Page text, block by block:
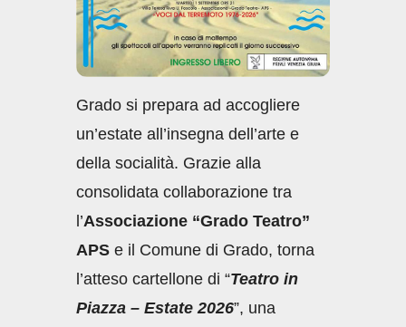
Grado si prepara ad accogliere
un’estate all’insegna dell’arte e
della socialità. Grazie alla
consolidata collaborazione tra
l’Associazione “Grado Teatro”
APS e il Comune di Grado, torna
l’atteso cartellone di “Teatro in
Piazza – Estate 2026”, una